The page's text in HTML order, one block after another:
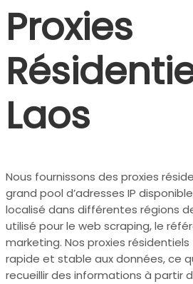
Proxies
Laos
Nous fournissons des proxies
grand pool d’adresses IP
localisé dans différentes régions
utilisé pour le web scraping, le
marketing. Nos proxies
rapide et stable aux données, ce
recueillir des informations à partir